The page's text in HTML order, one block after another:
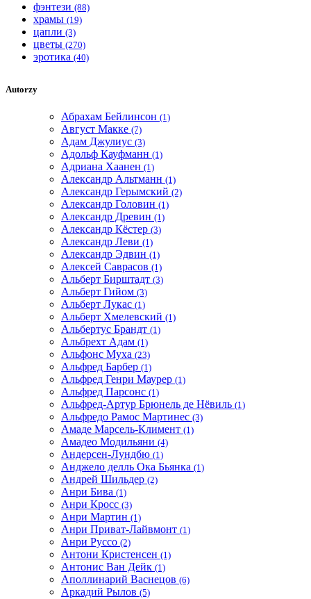
фэнтези (88)
храмы (19)
цапли (3)
цветы (270)
эротика (40)
Autorzy
Абрахам Бейлинсон (1)
Август Макке (7)
Адам Джулиус (3)
Адольф Кауфманн (1)
Адриана Хаанен (1)
Александр Альтманн (1)
Александр Герымский (2)
Александр Головин (1)
Александр Древин (1)
Александр Кёстер (3)
Александр Леви (1)
Александр Эдвин (1)
Алексей Саврасов (1)
Альберт Бирштадт (3)
Альберт Гийом (3)
Альберт Лукас (1)
Альберт Хмелевский (1)
Альбертус Брандт (1)
Альбрехт Адам (1)
Альфонс Муха (23)
Альфред Барбер (1)
Альфред Генри Маурер (1)
Альфред Парсонс (1)
Альфред-Артур Брюнель де Нёвиль (1)
Альфредо Рамос Мартинес (3)
Амаде Марсель-Климент (1)
Амадео Модильяни (4)
Андерсен-Лундбю (1)
Анджело делль Ока Бьянка (1)
Андрей Шильдер (2)
Анри Бива (1)
Анри Кросс (3)
Анри Мартин (1)
Анри Приват-Лайвмонт (1)
Анри Руссо (2)
Антони Кристенсен (1)
Антонис Ван Дейк (1)
Аполлинарий Васнецов (6)
Аркадий Рылов (5)